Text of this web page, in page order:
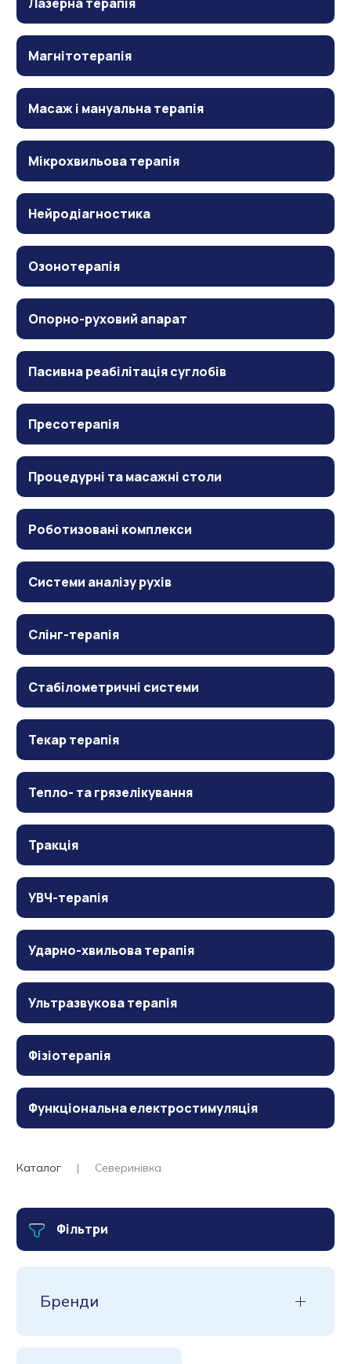
Магнітотерапія
Масаж і мануальна терапія
Мікрохвильова терапія
Нейродіагностика
Озонотерапія
Опорно-руховий апарат
Пасивна реабілітація суглобів
Пресотерапія
Процедурні та масажні столи
Роботизовані комплекси
Системи аналізу рухів
Слінг-терапія
Стабілометричні системи
Текар терапія
Тепло- та грязелікування
Тракція
УВЧ-терапія
Ударно-хвильова терапія
Ультразвукова терапія
Фізіотерапія
Функціональна електростимуляція
Каталог Северинівка
Фільтри
Бренди